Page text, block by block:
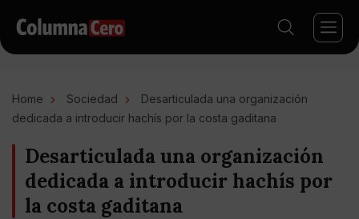
Home Sociedad
Desarticulada una organización
dedicada a introducir hachís por la costa gaditana
Desarticulada una organización
dedicada a introducir hachís por
la costa gaditana